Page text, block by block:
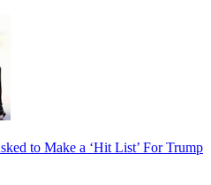
to Make a ‘Hit List’ For Trump